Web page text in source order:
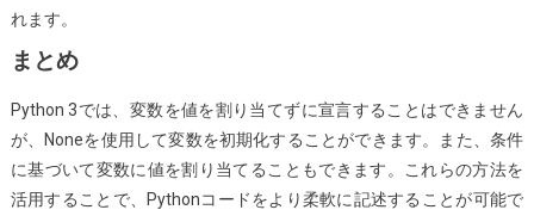
れます。
まとめ
Python 3では、変数を値を割り当てずに宣言することはできません
が、Noneを使用して変数を初期化することができます。また、条件
に基づいて変数に値を割り当てることもできます。これらの方法を
活用することで、Pythonコードをより柔軟に記述することが可能で